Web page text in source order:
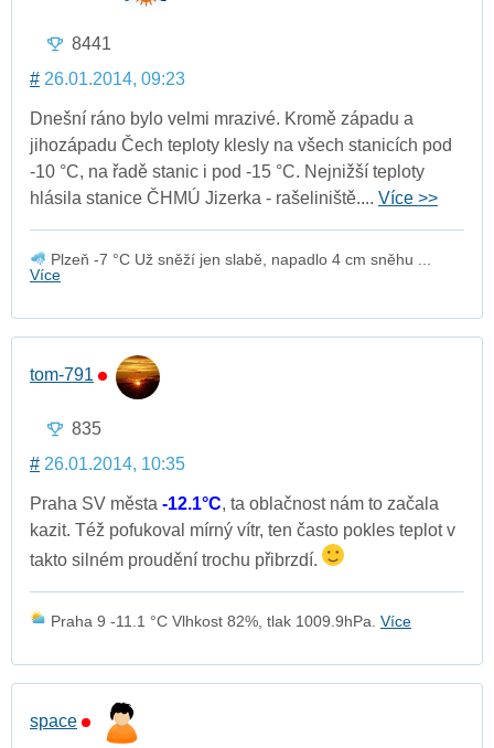
8441
# 26.01.2014, 09:23
Dnešní ráno bylo velmi mrazivé. Kromě západu a
jihozápadu Čech teploty klesly na všech stanicích pod
-10 °C, na řadě stanic i pod -15 °C. Nejnižší teploty
hlásila stanice ČHMÚ Jizerka - rašeliniště.... Více >>
Plzeň -7 °C Už sněží jen slabě, napadlo 4 cm sněhu ...
Více
tom-791
835
# 26.01.2014, 10:35
Praha SV města -12.1°C, ta oblačnost nám to začala
kazit. Též pofukoval mírný vítr, ten často pokles teplot v
takto silném proudění trochu přibrzdí.
Praha 9 -11.1 °C Vlhkost 82%, tlak 1009.9hPa. Více
space